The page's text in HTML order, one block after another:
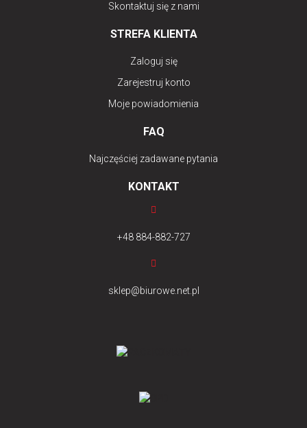
Skontaktuj się z nami
STREFA KLIENTA
Zaloguj się
Zarejestruj konto
Moje powiadomienia
FAQ
Najczęściej zadawane pytania
KONTAKT
+48 884-882-727
sklep@biurowe.net.pl